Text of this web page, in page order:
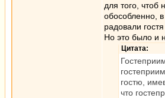
для того,
обособленно,
радовали гостя
Но это было и
Цитата:
гостю,
что